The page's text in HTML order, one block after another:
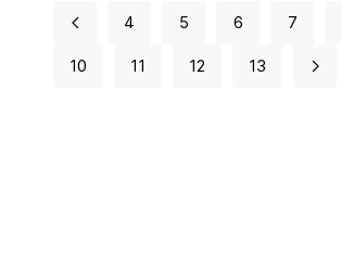
4 5 6 7
10 11 12 13